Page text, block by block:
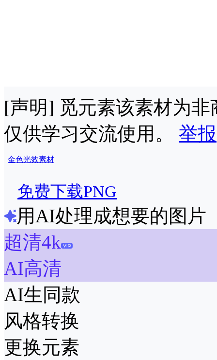
[声明] 觅元素该素材为
仅供学习交流使用。 举报
金色光效素材
免费下载PNG
用AI处理成想要的图片
超清4k
AI高清
AI生同款
风格转换
更换元素